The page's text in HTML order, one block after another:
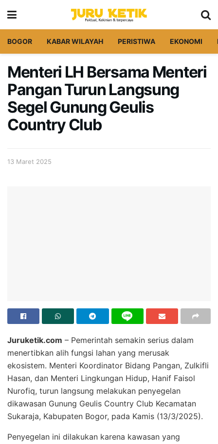
BOGOR KABAR WILAYAH PERISTIWA EKONOMI
Menteri LH Bersama Menteri
Pangan Turun Langsung
Segel Gunung Geulis
Country Club
13 Maret 2025
Juruketik.com – Pemerintah semakin serius dalam
menertibkan alih fungsi lahan yang merusak
ekosistem. Menteri Koordinator Bidang Pangan, Zulkifli
Hasan, dan Menteri Lingkungan Hidup, Hanif Faisol
Nurofiq, turun langsung melakukan penyegelan
dikawasan Gunung Geulis Country Club Kecamatan
Sukaraja, Kabupaten Bogor, pada Kamis (13/3/2025).
Penyegelan ini dilakukan karena kawasan yang